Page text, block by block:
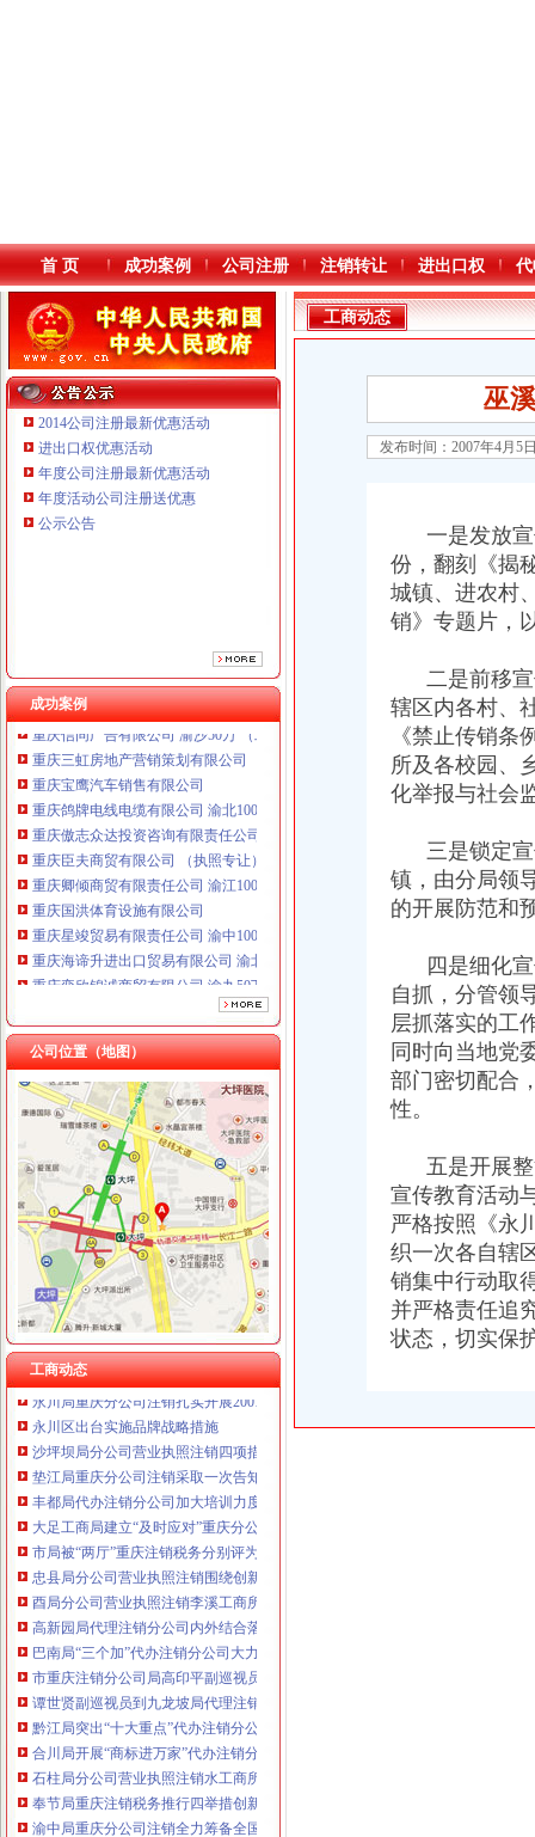
本站导航
首 页 成功案例 公司注册 注销转让 进出口权
2014公司注册最新优惠活动
进出口权优惠活动
年度公司注册最新优惠活动
年度活动公司注册送优惠
公示公告
成功案例
重庆鸽牌电线电缆有限公司 渝北10010万 (进出口权)
重庆海谛升进出口贸易有限公司 渝北100万 （进出口权）
重庆奕欣锦诚商贸有限公司 渝九50万 （工商注册）
重庆信同广告有限公司 渝沙50万 （工商注册）
重庆三虹房地产营销策划有限公司
重庆宝鹰汽车销售有限公司
重庆鸽牌电线电缆有限公司 渝北10010万 (进出口权)
重庆傲志众达投资咨询有限责任公司 渝九1000万 （增资）
重庆臣夫商贸有限公司 （执照专让）
重庆卿倾商贸有限责任公司 渝江100万 （工商注册）
重庆国洪体育设施有限公司
重庆星竣贸易有限责任公司 渝中100万 （进出口权）
重庆海谛升进出口贸易有限公司 渝北100万 （进出口权）
重庆奕欣锦诚商贸有限公司 渝九50万 （工商注册）
重庆三虹房地产营销策划有限公司
重庆宝鹰汽车销售有限公司
公司位置（地图）
工商动态
工商动态
全市代理注销分公司区县局信用信息化岗位大练抽考和竞赛正式开考
高新区局围绕“三项重点工作、两项突破工作”代办注销分公司谋划2007年工作
国家工商总局市重庆注销税务场司领导到观音桥农贸市场视察工作
万州局重庆分公司注销全力服务地方经济
郭翔副局长、重庆分公司注销高印平副巡视员率领直属局组织企业赴万州开展
永川工商局重庆分公司注销三措并举着力规范和发展中介机构
北碚局代理注销分公司缙云工商所五项措施推进工商所12315分类监管平台应用
永川局重庆分公司注销扎实开展2007红盾护农行动
永川区出台实施品牌战略措施
沙坪坝局分公司营业执照注销四项措施化队伍建设
垫江局重庆分公司注销采取一次告知措施提高年检效率
丰都局代办注销分公司加大培训力度着力提高队伍素质
大足工商局建立“及时应对”重庆分公司注销机制，深入开展“效率革”
市局被“两厅”重庆注销税务分别评为2006年度督查工作先进单位和先进集体
忠县局分公司营业执照注销围绕创新广泛开展调研活动
酉局分公司营业执照注销李溪工商所五条措施推进红老区新农村建设
高新园局代理注销分公司内外结合落实流动人口计划生育管理工作
巴南局“三个加”代办注销分公司大力实施消费安全放心工程
市重庆注销分公司局高印平副巡视员到渝北局检查指导工作
谭世贤副巡视员到九龙坡局代理注销分公司检查指导工作
黔江局突出“十大重点”代办注销分公司化市场监管执法
合川局开展“商标进万家”代办注销分公司活动
石柱局分公司营业执照注销水工商所为受灾经营户挽回经济损失15万元
奉节局重庆注销税务推行四举措创新工商监管职能
渝中局重庆分公司注销全力筹备全国二十城区工商局长工作研讨会
大渡口局以新办公楼启用为契机倡导“四新”代理注销分公司狠抓队伍建设
工商动态
巫
发布时间：2007年4月5
一是发放宣
份，翻刻《揭
城镇、进农村
销》专题片，
二是前移宣
辖区内各村、
《禁止传销
所及各校园、
化举报与社会
三是锁定宣
镇，由分局领
的开展防范和
四是细化宣
自抓，分管领
层抓落实的工
同时向当地党
部门密切配合
性。
五是开展整
宣传教育活动
严格按照《永
织一次各自辖
销集中行动取
并严格责任追
状态，切实保